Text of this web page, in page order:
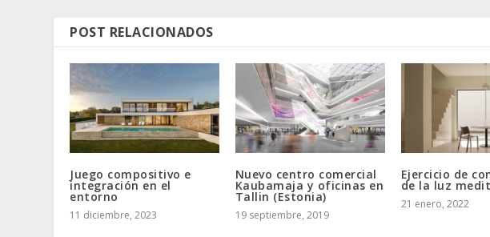
POST RELACIONADOS
Juego compositivo e
integración en el
entorno
11 diciembre, 2023
Nuevo centro comercial
Kaubamaja y oficinas en
Tallin (Estonia)
19 septiembre, 2019
Ejercicio de
de la luz
21 enero, 2022